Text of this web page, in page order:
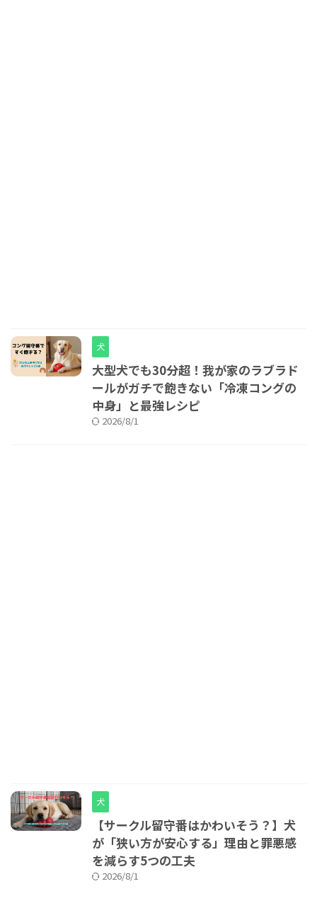
犬
大型犬でも30分超！我が家のラブラド
ールがガチで飽きない「冷凍コングの
中身」と最強レシピ
2026/8/1
犬
【サークル留守番はかわいそう？】犬
が「狭い方が安心する」理由と罪悪感
を減らす5つの工夫
2026/8/1